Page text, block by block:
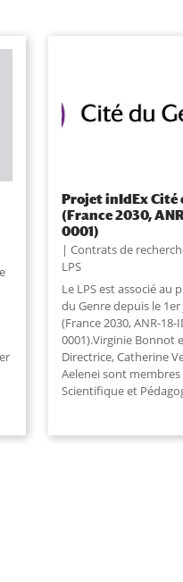
Projet inIdEx Cité
(France 2030,
0001)
Contrats de
LPS
Le LPS est associé au
du Genre depuis le
(France 2030, ANR-18-
0001).Virginie Bonnot
Directrice, Catherine
Aelenei sont
Scientifique et